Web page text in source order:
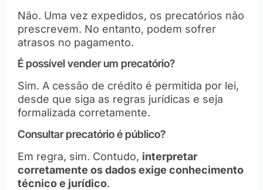
Não. Uma vez expedidos, os precatórios não
prescrevem. No entanto, podem sofrer
atrasos no pagamento.
É possível vender um precatório?
Sim. A cessão de crédito é permitida por lei,
desde que siga as regras jurídicas e seja
formalizada corretamente.
Consultar precatório é público?
Em regra, sim. Contudo, interpretar
corretamente os dados exige conhecimento
técnico e jurídico.